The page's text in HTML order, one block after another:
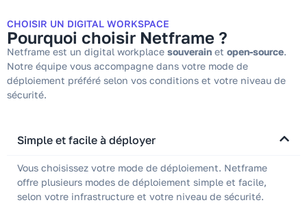
CHOISIR UN DIGITAL WORKSPACE
Pourquoi choisir Netframe ?
Netframe est un digital workplace souverain et open-source.
Notre équipe vous accompagne dans votre mode de
déploiement préféré selon vos conditions et votre niveau de
sécurité.
Simple et facile à déployer
Vous choisissez votre mode de déploiement. Netframe
offre plusieurs modes de déploiement simple et facile,
selon votre infrastructure et votre niveau de sécurité.